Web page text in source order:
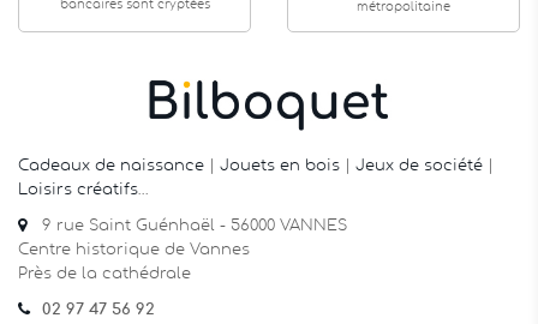
bancaires sont cryptées
métropolitaine
Cadeaux de naissance Jouets en bois Jeux de société
Loisirs créatifs
9 rue Saint Guénhaël - 56000 VANNES
Centre historique de Vannes
Près de la cathédrale
02 97 47 56 92